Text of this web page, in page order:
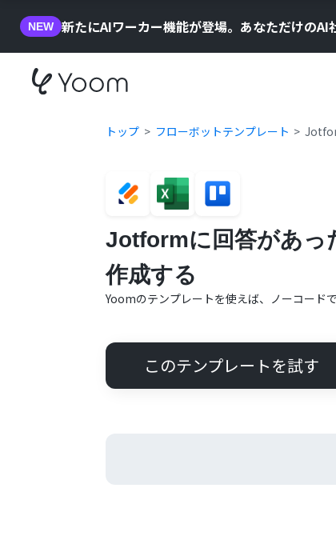
NEW 新たにAIワーカー機能が登場。あなただけのAI
トップ フローボットテンプレート
Jotformに回答があっ
作成する
Yoomのテンプレートを使えば、ノーコード
このテンプレートを試す